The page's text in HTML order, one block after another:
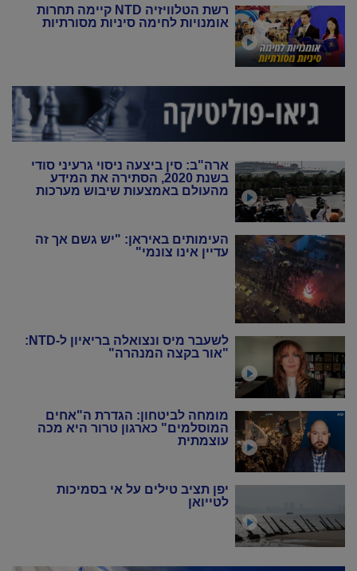
רשת הטלוויזיה NTD קיימה תחרות
אומנויות לחימה סיניות מסורתיות
ארה"ב: סין ביצעה ניסוי גרעיני סודי
בשנת 2020, הסתירה את המידע
מהעולם באמצעות שיבוש מערכות
העימותים באיראן: "יש גשם אך זה
עדיין אינו צונמי"
לשעבר מיס ונצואלה בריאיון ל-NTD:
"אור בקצה המנהרה"
מומחה לביטחון: הגדרת ה"אחים
המוסלמים" כארגון טרור היא מכה
עוצמתית
יפן תציב טילים על אי בסמיכות
לטייואן